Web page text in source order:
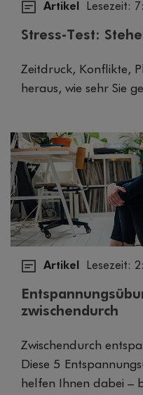
Artikel Lesezeit:
Stress-Test:
Zeitdruck, Konflikte,
heraus, wie sehr Sie
Artikel Lesezeit:
zwischendurch
Zwischendurch
Diese 5
helfen Ihnen dabei –